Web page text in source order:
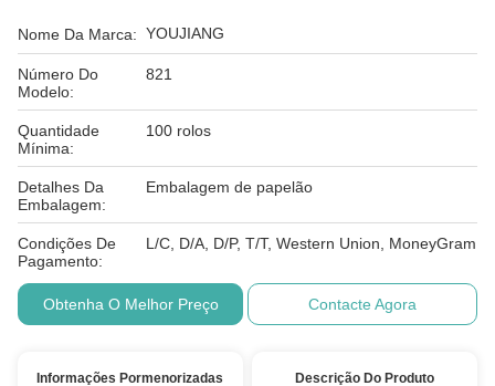
Nome Da Marca: YOUJIANG
Número Do
Modelo:
821
Quantidade
Mínima:
100 rolos
Detalhes Da
Embalagem:
Embalagem de papelão
Condições De
Pagamento:
L/C, D/A, D/P, T/T, Western Union, MoneyGram
Obtenha O Melhor Preço Contacte Agora
Informações Pormenorizadas Descrição Do Produto